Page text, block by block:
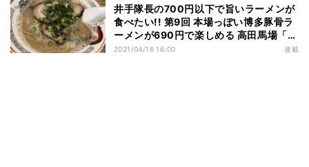
井手隊長の700円以下で旨いラーメンが
食べたい!! 第9回 本場っぽい博多豚骨ラ
ーメンが690円で楽しめる 高田馬場「で
ぶちゃん」!
2021/04/16 16:00 連載